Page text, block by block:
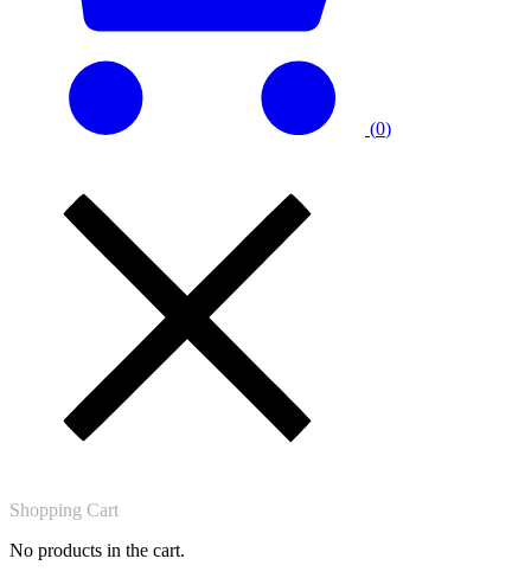
(0)
Shopping Cart
No products in the cart.